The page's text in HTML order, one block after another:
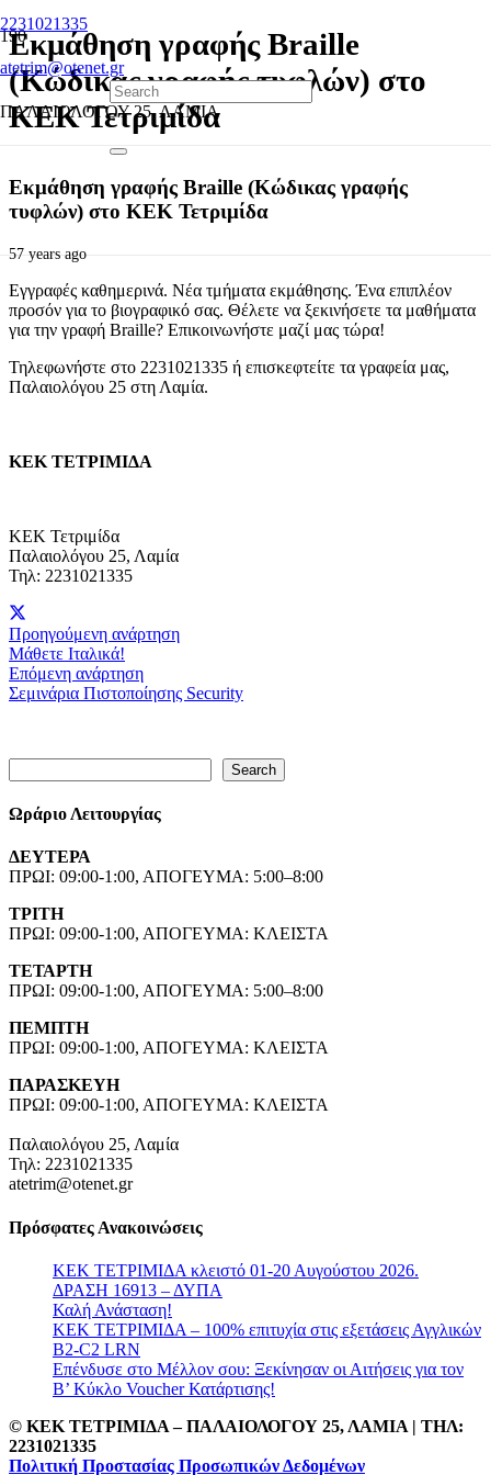
2231021335
atetrim@otenet.gr
ΠΑΛΑΙΟΛΟΓΟΥ 25, ΛΑΜΙΑ
Εκμάθηση γραφής Braille
(Κώδικας γραφής τυφλών) στο
ΚΕΚ Τετριμίδα
Εκμάθηση γραφής Braille (Κώδικας γραφής
τυφλών) στο ΚΕΚ Τετριμίδα
57 years ago
Εγγραφές καθημερινά. Νέα τμήματα εκμάθησης. Ένα επιπλέον
προσόν για το βιογραφικό σας. Θέλετε να ξεκινήσετε τα μαθήματα
για την γραφή Braille? Επικοινωνήστε μαζί μας τώρα!
Τηλεφωνήστε στο 2231021335 ή επισκεφτείτε τα γραφεία μας,
Παλαιολόγου 25 στη Λαμία.
ΚΕΚ ΤΕΤΡΙΜΙΔΑ
ΚΕΚ Τετριμίδα
Παλαιολόγου 25, Λαμία
Τηλ: 2231021335
Προηγούμενη ανάρτηση
Μάθετε Ιταλικά!
Επόμενη ανάρτηση
Σεμινάρια Πιστοποίησης Security
Search
Ωράριο Λειτουργίας
ΔΕΥΤΕΡΑ
ΠΡΩΙ: 09:00-1:00, ΑΠΟΓΕΥΜΑ: 5:00–8:00
ΤΡΙΤΗ
ΠΡΩΙ: 09:00-1:00, ΑΠΟΓΕΥΜΑ: ΚΛΕΙΣΤΑ
ΤΕΤΑΡΤΗ
ΠΡΩΙ: 09:00-1:00, ΑΠΟΓΕΥΜΑ: 5:00–8:00
ΠΕΜΠΤΗ
ΠΡΩΙ: 09:00-1:00, ΑΠΟΓΕΥΜΑ: ΚΛΕΙΣΤΑ
ΠΑΡΑΣΚΕΥΗ
ΠΡΩΙ: 09:00-1:00, ΑΠΟΓΕΥΜΑ: ΚΛΕΙΣΤΑ
Παλαιολόγου 25, Λαμία
Τηλ: 2231021335
atetrim@otenet.gr
Πρόσφατες Ανακοινώσεις
ΚΕΚ ΤΕΤΡΙΜΙΔΑ κλειστό 01-20 Αυγούστου 2026.
ΔΡΑΣΗ 16913 – ΔΥΠΑ
Καλή Ανάσταση!
ΚΕΚ ΤΕΤΡΙΜΙΔΑ – 100% επιτυχία στις εξετάσεις Αγγλικών
B2-C2 LRN
Επένδυσε στο Μέλλον σου: Ξεκίνησαν οι Αιτήσεις για τον
Β’ Κύκλο Voucher Κατάρτισης!
© ΚΕΚ ΤΕΤΡΙΜΙΔΑ – ΠΑΛΑΙΟΛΟΓΟΥ 25, ΛΑΜΙΑ | TΗΛ:
2231021335
Πολιτική Προστασίας Προσωπικών Δεδομένων